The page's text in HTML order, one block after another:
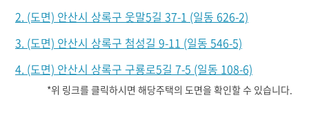
2. (도면) 안산시 상록구 웃말5길 37-1 (일동 626-2)
3. (도면) 안산시 상록구 첨성길 9-11 (일동 546-5)
4. (도면) 안산시 상록구 구룡로5길 7-5 (일동 108-6)
*위 링크를 클릭하시면 해당주택의 도면을 확인할 수 있습니다.